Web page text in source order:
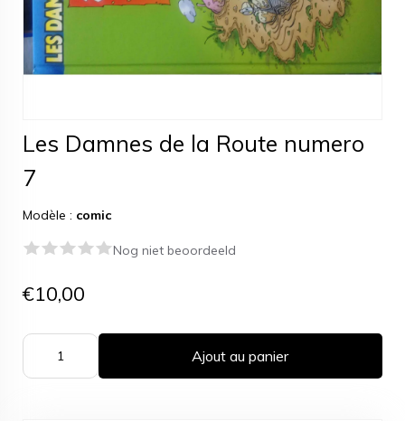
Les Damnes de la Route numero
7
Modèle : comic
Nog niet beoordeeld
€10,00
Ajout au panier